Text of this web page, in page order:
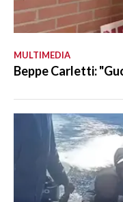
MULTIMEDIA
Beppe Carletti: